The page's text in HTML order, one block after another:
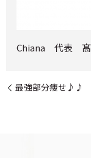
Chiana 代表
最強部分痩せ♪♪